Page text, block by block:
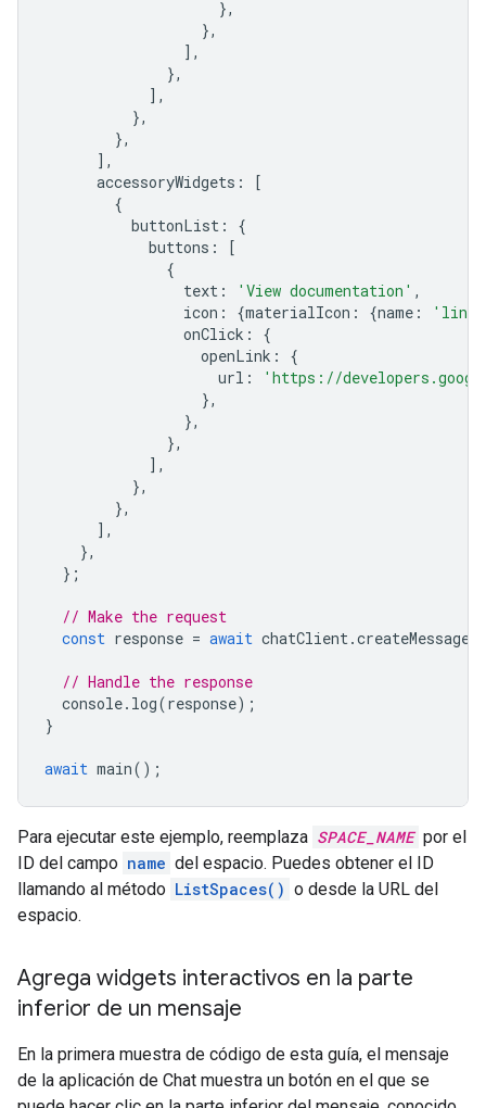
},
},
],
},
],
},
},
],
accessoryWidgets :
[
{
buttonList :
{
buttons :
[
{
text : 'View documentation' ,
icon : {materialIcon : {name :
'link'
onClick :
{
openLink :
{
url :
'https://
},
},
},
],
},
},
],
},
};
// Make the request
const response = await chatClient .createMessage
// Handle the response
console. log(response);
}
await main();
Para ejecutar este ejemplo, reemplaza SPACE_NAME por el
ID del campo name del espacio. Puedes obtener el ID
llamando al método ListSpaces() o desde la URL del
espacio.
Agrega widgets interactivos en la parte
inferior de un mensaje
En la primera muestra de código de esta guía, el mensaje
de la aplicación de Chat muestra un botón en el que se